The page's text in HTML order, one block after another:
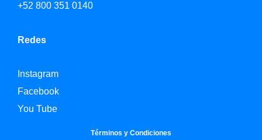
+52 800 351 0140
Redes
Instagram
Facebook
You Tube
Términos y Condiciones